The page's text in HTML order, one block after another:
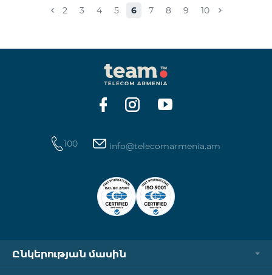
2 3 4 5 6 7 8 9 10
100 info@telecomarmenia.am
Ընկերության մասին